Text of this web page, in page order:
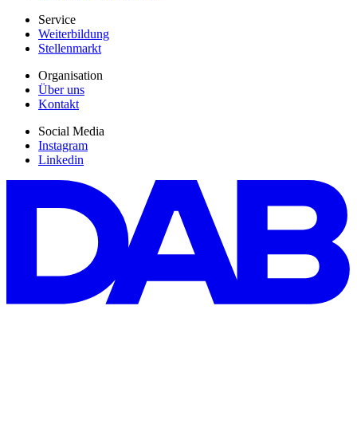
Service
Weiterbildung
Stellenmarkt
Organisation
Über uns
Kontakt
Social Media
Instagram
Linkedin